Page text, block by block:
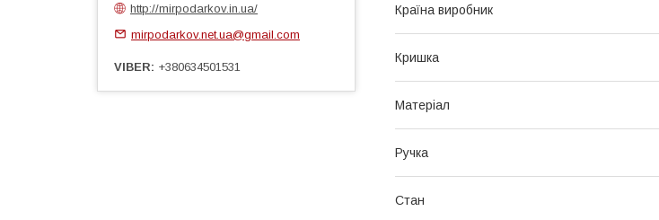
Країна виробник
Кришка
Матеріал
Ручка
Стан
http://mirpodarkov.in.ua/
mirpodarkov.net.ua@gmail.com
VIBER +380634501531